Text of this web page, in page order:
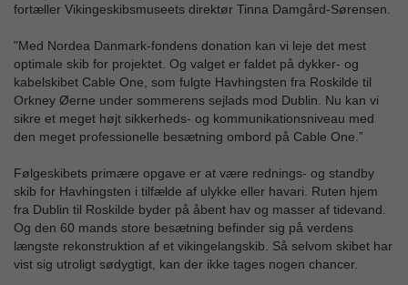
fortæller Vikingeskibsmuseets direktør Tinna Damgård-Sørensen.
"Med Nordea Danmark-fondens donation kan vi leje det mest
optimale skib for projektet. Og valget er faldet på dykker- og
kabelskibet Cable One, som fulgte Havhingsten fra Roskilde til
Orkney Øerne under sommerens sejlads mod Dublin. Nu kan vi
sikre et meget højt sikkerheds- og kommunikationsniveau med
den meget professionelle besætning ombord på Cable One.”
Følgeskibets primære opgave er at være rednings- og standby
skib for Havhingsten i tilfælde af ulykke eller havari. Ruten hjem
fra Dublin til Roskilde byder på åbent hav og masser af tidevand.
Og den 60 mands store besætning befinder sig på verdens
længste rekonstruktion af et vikingelangskib. Så selvom skibet har
vist sig utroligt sødygtigt, kan der ikke tages nogen chancer.